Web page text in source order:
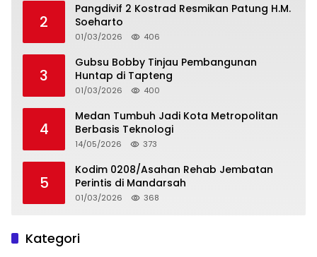
2
Pangdivif 2 Kostrad Resmikan Patung H.M.
Soeharto
01/03/2026 406
3
Gubsu Bobby Tinjau Pembangunan
Huntap di Tapteng
01/03/2026 400
4
Medan Tumbuh Jadi Kota Metropolitan
Berbasis Teknologi
14/05/2026 373
5
Kodim 0208/Asahan Rehab Jembatan
Perintis di Mandarsah
01/03/2026 368
Kategori